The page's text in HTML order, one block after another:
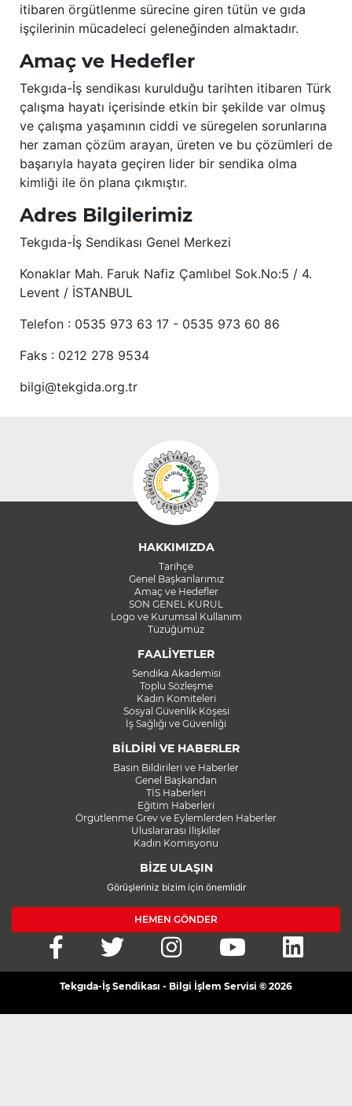
itibaren örgütlenme sürecine giren tütün ve gıda
işçilerinin mücadeleci geleneğinden almaktadır.
Amaç ve Hedefler
Tekgıda-İş sendikası kurulduğu tarihten itibaren Türk
çalışma hayatı içerisinde etkin bir şekilde var olmuş
ve çalışma yaşamının ciddi ve süregelen sorunlarına
her zaman çözüm arayan, üreten ve bu çözümleri de
başarıyla hayata geçiren lider bir sendika olma
kimliği ile ön plana çıkmıştır.
Adres Bilgilerimiz
Tekgıda-İş Sendikası Genel Merkezi
Konaklar Mah. Faruk Nafiz Çamlıbel Sok.No:5 / 4.
Levent / İSTANBUL
Telefon : 0535 973 63 17 - 0535 973 60 86
Faks : 0212 278 9534
bilgi@tekgida.org.tr
HAKKIMIZDA
Tarihçe
Genel Başkanlarımız
Amaç ve Hedefler
SON GENEL KURUL
Logo ve Kurumsal Kullanım
Tüzüğümüz
FAALİYETLER
Sendika Akademisi
Toplu Sözleşme
Kadın Komiteleri
Sosyal Güvenlik Köşesi
İş Sağlığı ve Güvenliği
BİLDİRİ VE HABERLER
Basın Bildirileri ve Haberler
Genel Başkandan
TİS Haberleri
Eğitim Haberleri
Örgütlenme Grev ve Eylemlerden Haberler
Uluslararası İlişkiler
Kadın Komisyonu
BİZE ULAŞIN
Görüşleriniz bizim için önemlidir
HEMEN GÖNDER
Tekgıda-İş Sendikası - Bilgi İşlem Servisi © 2026